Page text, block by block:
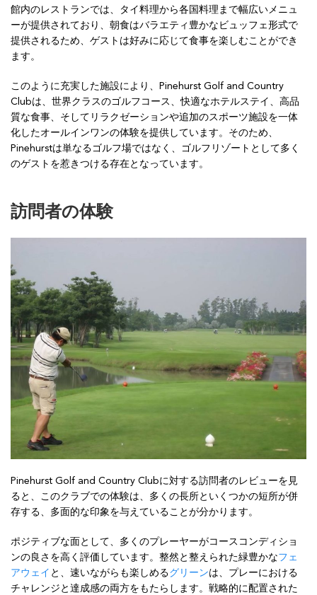
館内のレストランでは、タイ料理から各国料理まで幅広いメニュ
ーが提供されており、朝食はバラエティ豊かなビュッフェ形式で
提供されるため、ゲストは好みに応じて食事を楽しむことができ
ます。
このように充実した施設により、Pinehurst Golf and Country
Clubは、世界クラスのゴルフコース、快適なホテルステイ、高品
質な食事、そしてリラクゼーションや追加のスポーツ施設を一体
化したオールインワンの体験を提供しています。そのため、
Pinehurstは単なるゴルフ場ではなく、ゴルフリゾートとして多く
のゲストを惹きつける存在となっています。
訪問者の体験
Pinehurst Golf and Country Clubに対する訪問者のレビューを見
ると、このクラブでの体験は、多くの長所といくつかの短所が併
存する、多面的な印象を与えていることが分かります。
ポジティブな面として、多くのプレーヤーがコースコンディショ
ンの良さを高く評価しています。整然と整えられた緑豊かなフェ
アウェイ と、速いながらも楽しめるグリーンは、プレーにおける
チャレンジと達成感の両方をもたらします。戦略的に配置された